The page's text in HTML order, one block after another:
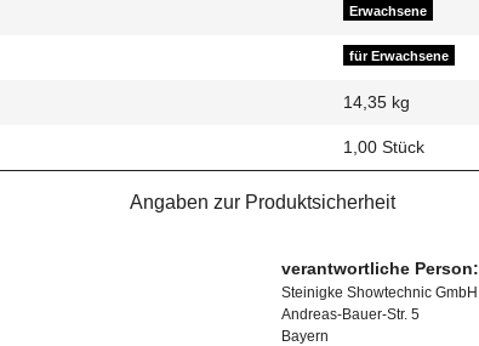
Erwachsene
für Erwachsene
14,35 kg
1,00 Stück
Angaben zur Produktsicherheit
verantwortliche Person:
Steinigke Showtechnic GmbH
Andreas-Bauer-Str. 5
Bayern